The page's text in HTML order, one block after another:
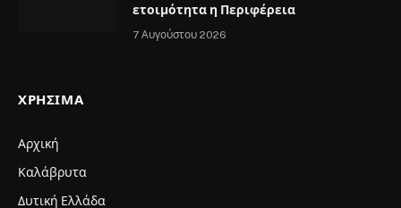
ετοιμότητα η Περιφέρεια
7 Αυγούστου 2026
ΧΡΉΣΙΜΑ
Αρχική
Καλάβρυτα
Δυτική Ελλάδα